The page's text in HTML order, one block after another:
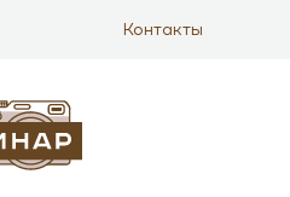
Контакты